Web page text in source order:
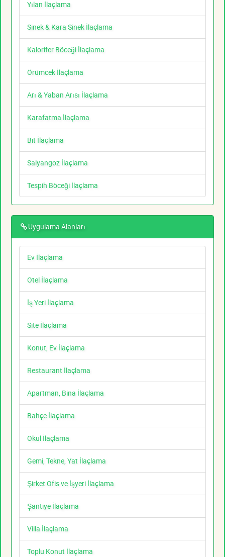
Yılan İlaçlama
Sinek & Kara Sinek İlaçlama
Kalorifer Böceği İlaçlama
Örümcek İlaçlama
Arı & Yaban Arısı İlaçlama
Karafatma İlaçlama
Bit İlaçlama
Salyangoz İlaçlama
Tespih Böceği İlaçlama
Uygulama Alanları
Ev İlaçlama
Otel İlaçlama
İş Yeri İlaçlama
Site İlaçlama
Konut, Ev İlaçlama
Restaurant İlaçlama
Apartman, Bina İlaçlama
Bahçe İlaçlama
Okul İlaçlama
Gemi, Tekne, Yat İlaçlama
Şirket Ofis ve İşyeri İlaçlama
Şantiye İlaçlama
Villa İlaçlama
Toplu Konut İlaçlama